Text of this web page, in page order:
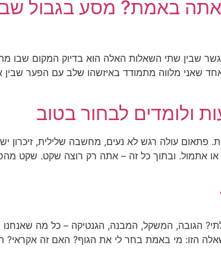
באמת? מסע בגבול
שבין שתי השאלות האלה הוא בדיוק המקום שבו
שאני מלווה מתמודד באיזשהו שלב עם הפער שבין
ולומדים לבחור בטוב
פתאום עולה רגש לא נעים, מחשבה שלילית, זיכרון
אתמול. ובתוך כל זה – אתה רק רוצה שקט. שקט
הגובה, המשקל, המבנה, הגנטיקה – כל מה
הזו: מי באמת בחר לי את הגוף? האם זה אקראי?